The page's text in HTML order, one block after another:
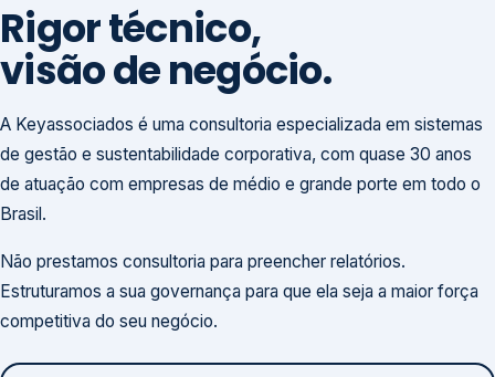
Rigor técnico,
visão de negócio.
A Keyassociados é uma consultoria especializada em sistemas
de gestão e sustentabilidade corporativa, com quase 30 anos
de atuação com empresas de médio e grande porte em todo o
Brasil.
Não prestamos consultoria para preencher relatórios.
Estruturamos a sua governança para que ela seja a maior força
competitiva do seu negócio.